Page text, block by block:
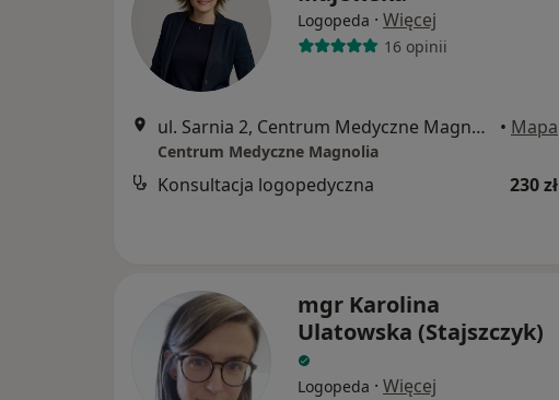
Logopeda · Więcej
16 opinii
ul. Sarnia 2, Centrum Medyczne Magnolia Jagodno, Wrocław • Mapa
Centrum Medyczne Magnolia
Konsultacja logopedyczna 230 zł
mgr Karolina
Ulatowska (Stajszczyk)
Logopeda · Więcej